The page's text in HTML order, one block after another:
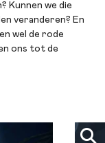
Kunnen we die
veranderen? En
wel de rode
ons tot de